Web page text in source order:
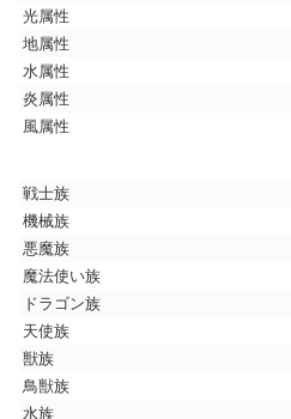
光属性
地属性
水属性
炎属性
風属性
戦士族
機械族
悪魔族
魔法使い族
ドラゴン族
天使族
獣族
鳥獣族
水族